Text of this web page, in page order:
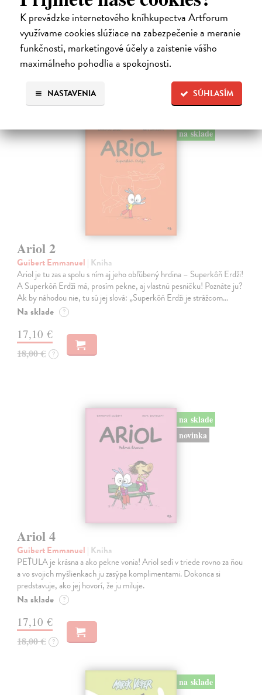
K prevádzke internetového kníhkupectva Artforum
využívame cookies slúžiace na zabezpečenie a meranie
funkčnosti, marketingové účely a zaistenie vášho
maximálneho pohodlia a spokojnosti.
SÚHLASÍM
NASTAVENIA
tiež Pickovmu…
Na sklade ?
13,90 €
14,95 € ?
na sklade
Ariol 2
Guibert Emmanuel | Kniha
Ariol je tu zas a spolu s ním aj jeho obľúbený hrdina – Superkôň Erdži!
A Superkôň Erdži má, prosím pekne, aj vlastnú pesničku! Poznáte ju?
Ak by náhodou nie, tu sú jej slová: „Superkôň Erdži je strážcom…
Na sklade ?
17,10 €
18,00 € ?
na sklade
novinka
Ariol 4
Guibert Emmanuel | Kniha
PEŤULA je krásna a ako pekne vonia! Ariol sedí v triede rovno za ňou
a vo svojich myšlienkach ju zasýpa komplimentami. Dokonca si
predstavuje, ako jej hovorí, že ju miluje.
Na sklade ?
17,10 €
18,00 € ?
na sklade